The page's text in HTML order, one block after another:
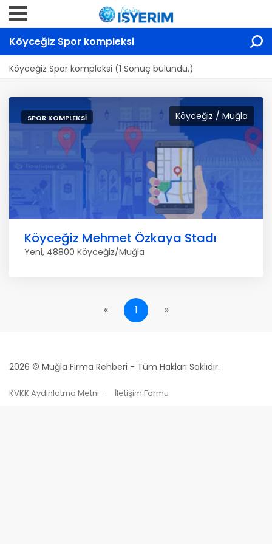
Köyceğiz Spor kompleksi
Köyceğiz Spor kompleksi (1 Sonuç bulundu.)
Köyceğiz / Muğla
SPOR KOMPLEKSI
Köyceğiz Mehmet Özkaya Stadı
Yeni, 48800 Köyceğiz/Muğla
« 1 »
2026 © Muğla Firma Rehberi - Tüm Hakları Saklıdır.
KVKK Aydınlatma Metni İletişim Formu